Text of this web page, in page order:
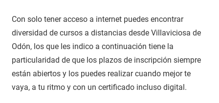
Con solo tener acceso a internet puedes encontrar
diversidad de cursos a distancias desde Villaviciosa de
Odón, los que les indico a continuación tiene la
particularidad de que los plazos de inscripción siempre
están abiertos y los puedes realizar cuando mejor te
vaya, a tu ritmo y con un certificado incluso digital.